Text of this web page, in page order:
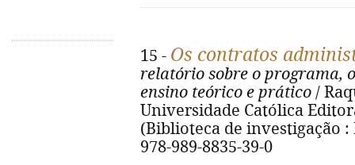
15 - Os contratos
relatório sobre o programa,
ensino teórico e prático /
Universidade Católica
(Biblioteca de investigação
978-989-8835-39-0